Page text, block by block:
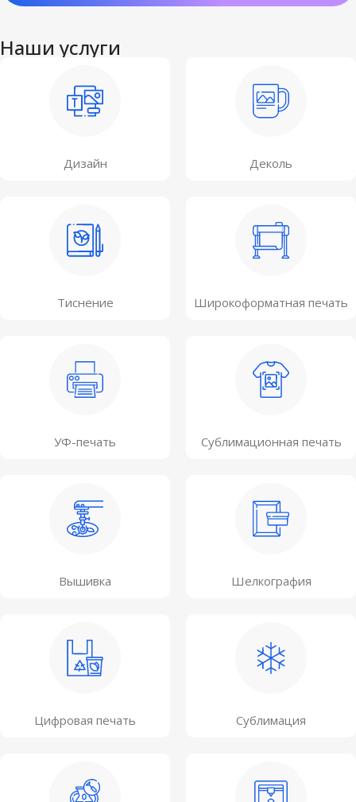
Наши услуги
Дизайн Деколь
Тиснение Широкоформатная печать
УФ-печать Сублимационная печать
Вышивка Шелкография
Цифровая печать Сублимация